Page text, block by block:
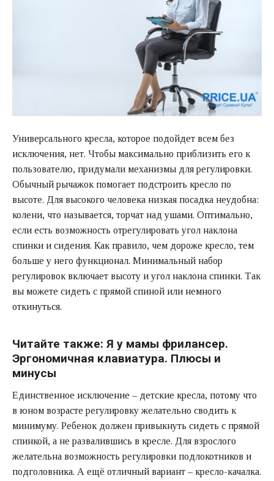
Универсального кресла, которое подойдет всем без
исключения, нет. Чтобы максимально приблизить его к
пользователю, придумали механизмы для регулировки.
Обычный рычажок помогает подстроить кресло по
высоте. Для высокого человека низкая посадка неудобна:
колени, что называется, торчат над ушами. Оптимально,
если есть возможность отрегулировать угол наклона
спинки и сидения. Как правило, чем дороже кресло, тем
больше у него функционал. Минимальный набор
регулировок включает высоту и угол наклона спинки. Так
вы можете сидеть с прямой спиной или немного
откинуться.
Читайте также: Я у мамы фрилансер.
Эргономичная клавиатура. Плюсы и
минусы
Единственное исключение – детские кресла, потому что
в юном возрасте регулировку желательно сводить к
минимуму. Ребенок должен привыкнуть сидеть с прямой
спинкой, а не развалившись в кресле. Для взрослого
желательна возможность регулировки подлокотников и
подголовника. А ещё отличный вариант – кресло-качалка.